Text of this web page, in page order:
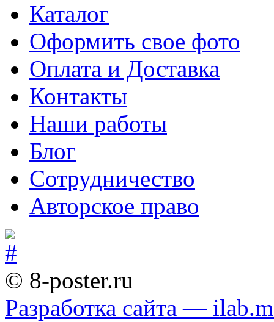
Каталог
Оформить свое фото
Оплата и Доставка
Контакты
Наши работы
Блог
Сотрудничество
Авторское право
© 8-poster.ru
Разработка сайта —